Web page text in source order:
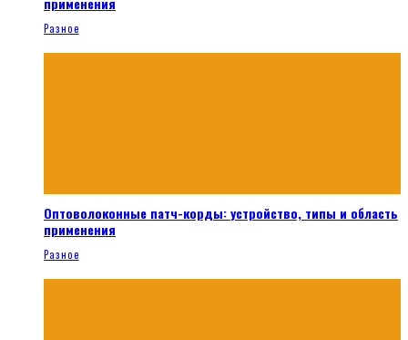
Разное
Оптоволоконные патч-корды: устройство, типы и область
применения
Разное